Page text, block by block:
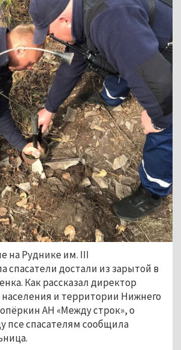
на Руднике им. III
спасатели достали из зарытой в
Как рассказал директор
и территории Нижнего
АН «Между строк», о
псе спасателям сообщила